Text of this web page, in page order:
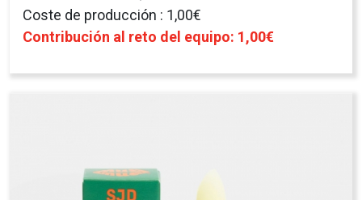
Factor de protección ALTA SPF30 UVB y UVA.
Labios hidratados y protegidos durante todo
Efecto regenerador y propiedades